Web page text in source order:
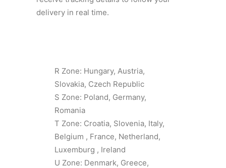
delivery in real time.
R Zone: Hungary, Austria,
Slovakia, Czech Republic
S Zone: Poland, Germany,
Romania
T Zone: Croatia, Slovenia, Italy,
Belgium , France, Netherland,
Luxemburg , Ireland
U Zone: Denmark, Greece,